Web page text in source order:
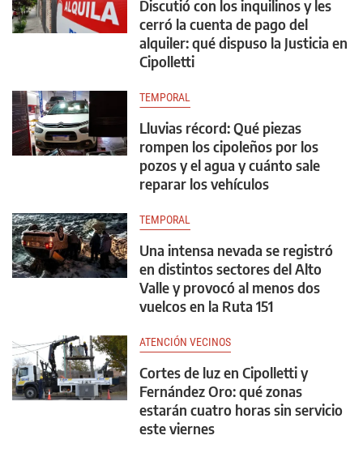
Discutió con los inquilinos y les
cerró la cuenta de pago del
alquiler: qué dispuso la Justicia en
Cipolletti
TEMPORAL
Lluvias récord: Qué piezas
rompen los cipoleños por los
pozos y el agua y cuánto sale
reparar los vehículos
TEMPORAL
Una intensa nevada se registró
en distintos sectores del Alto
Valle y provocó al menos dos
vuelcos en la Ruta 151
ATENCIÓN VECINOS
Cortes de luz en Cipolletti y
Fernández Oro: qué zonas
estarán cuatro horas sin servicio
este viernes